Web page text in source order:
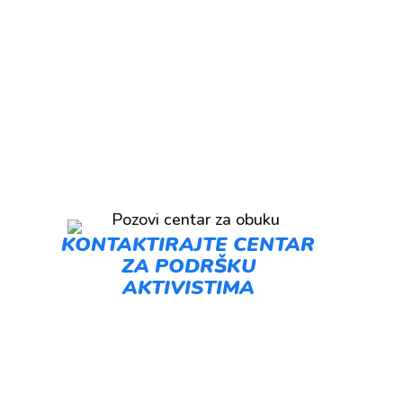
KONTAKTIRAJTE CENTAR
ZA PODRŠKU
AKTIVISTIMA